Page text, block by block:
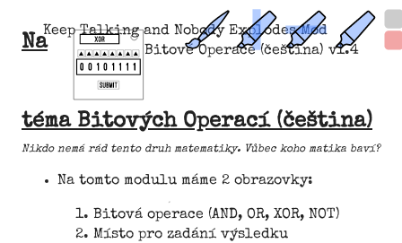
Keep Talking and Nobody Explodes Mod
Bitové Operace (čeština) v1.4
Na
téma Bitových Operací (čeština)
Nikdo nemá rád tento druh matematiky. Vůbec koho matika baví?
Na tomto modulu máme 2 obrazovky:
Bitová operace (AND, OR, XOR, NOT)
Místo pro zadání výsledku